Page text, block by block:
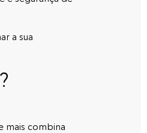
a sua
mais combina